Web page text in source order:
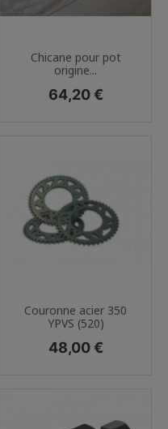
Chicane pour pot
origine...
Prix
64,20 €
Couronne acier 350
YPVS (520)
Prix
48,00 €